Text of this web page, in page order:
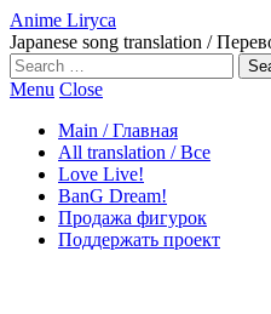
Anime Liryca
Japanese song translation /
Search
on:
Menu Close
Main / Главная
All translation / Все
Love Live!
BanG Dream!
Продажа фигурок
Поддержать проект